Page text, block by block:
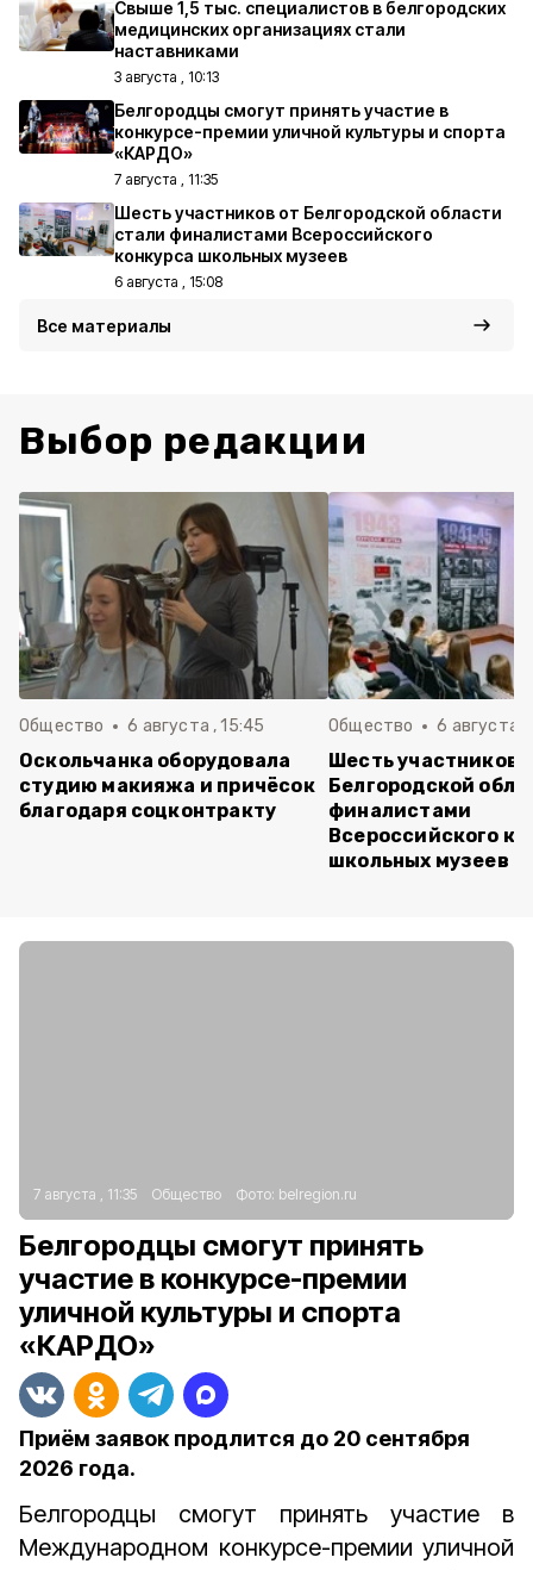
Свыше 1,5 тыс. специалистов в белгородских
медицинских организациях стали
наставниками
3 августа , 10:13
Белгородцы смогут принять участие в
конкурсе-премии уличной культуры и спорта
«КАРДО»
7 августа , 11:35
Шесть участников от Белгородской области
стали финалистами Всероссийского
конкурса школьных музеев
6 августа , 15:08
Все материалы
Выбор редакции
Общество 6 августа , 15:45
Оскольчанка оборудовала
студию макияжа и причёсок
благодаря соцконтракту
Общество 6 августа ,
Шесть участников
Белгородской
финалистами
Всероссийского
школьных музеев
7 августа , 11:35 Общество Фото: belregion.ru
Белгородцы смогут принять
участие в конкурсе-премии
уличной культуры и спорта
«КАРДО»
Приём заявок продлится до 20 сентября
2026 года.
Белгородцы смогут принять участие в
Международном конкурсе-премии уличной